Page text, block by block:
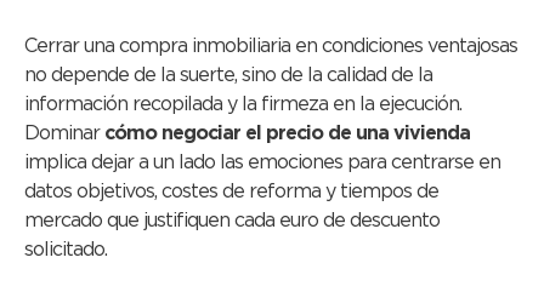
Cerrar una compra inmobiliaria en condiciones ventajosas
no depende de la suerte, sino de la calidad de la
información recopilada y la firmeza en la ejecución.
Dominar cómo negociar el precio de una vivienda
implica dejar a un lado las emociones para centrarse en
datos objetivos, costes de reforma y tiempos de
mercado que justifiquen cada euro de descuento
solicitado.